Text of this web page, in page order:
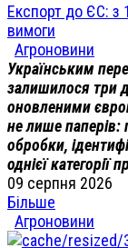
Експорт до ЄС: з
вимоги
Агроновини
Українським
залишилося три
оновленими
не лише паперів:
обробки,
однієї категорії
09 серпня 2026
Більше
Агроновини